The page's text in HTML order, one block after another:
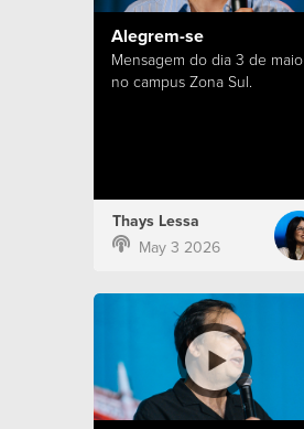
Alegrem-se
Mensagem do dia 3 de maio
no campus Zona Sul.
Thays Lessa
May 3 2026